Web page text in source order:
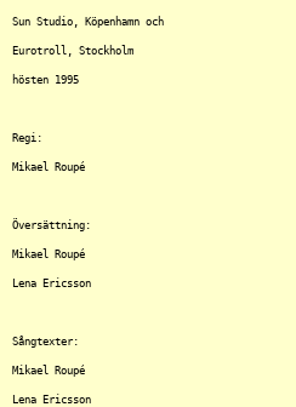
Sun Studio, Köpenhamn och
Eurotroll, Stockholm
hösten 1995
Regi:
Mikael Roupé
Översättning:
Mikael Roupé
Lena Ericsson
Sångtexter:
Mikael Roupé
Lena Ericsson